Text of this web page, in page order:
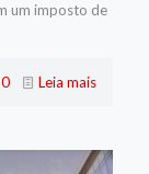
um imposto de
0 Leia mais